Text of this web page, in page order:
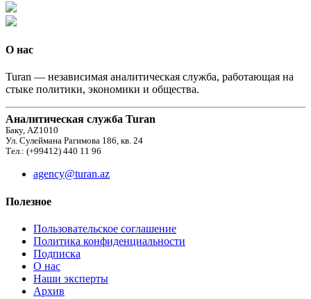
О нас
Turan — независимая аналитическая служба, работающая на
стыке политики, экономики и общества.
Аналитическая служба Turan
Баку, AZ1010
Ул. Сулеймана Рагимова 186, кв. 24
Тел.: (+99412) 440 11 96
agency@turan.az
Полезное
Пользовательское соглашение
Политика конфиденциальности
Подписка
О нас
Наши эксперты
Архив